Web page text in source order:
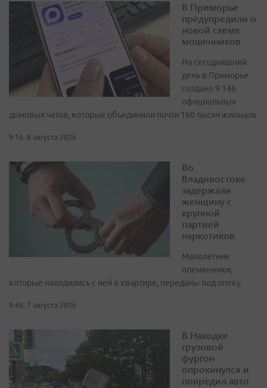
В Приморье
предупредили о
новой схеме
мошенников
На сегодняшний
день в Приморье
создано 9 146
официальных
домовых чатов, которые объединили почти 160 тысяч жильцов
9:16, 8 августа 2026
Во
Владивостоке
задержали
женщину с
крупной
партией
наркотиков
Малолетние
племянники,
которые находились с ней в квартире, переданы под опеку
9:48, 7 августа 2026
В Находке
грузовой
фургон
опрокинулся и
повредил авто